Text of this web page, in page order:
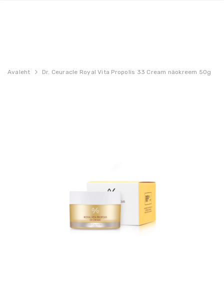
Avaleht Dr. Ceuracle Royal Vita Propolis 33 Cream näokreem 50g